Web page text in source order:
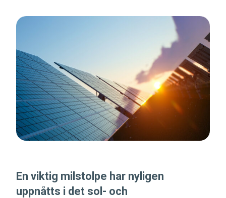
En viktig milstolpe har nyligen
uppnåtts i det sol- och